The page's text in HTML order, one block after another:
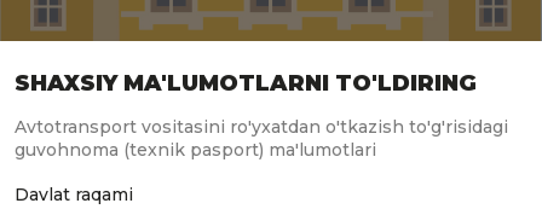
SHAXSIY MA'LUMOTLARNI TO'LDIRING
Avtotransport vositasini ro'yxatdan o'tkazish to'g'risidagi
guvohnoma (texnik pasport) ma'lumotlari
Davlat raqami